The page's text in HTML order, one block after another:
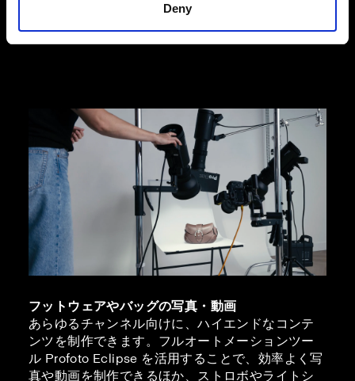
Deny
かつフルに発揮できるライトとライトシェーピン
フットウェアやバッグの写真・動画
あらゆるチャンネル向けに、ハイエンドなコンテ
ンツを制作できます。フルオートメーションツー
ル Profoto Eclipse を活用することで、効率よく写
真や動画を制作できるほか、ストロボやライトシ